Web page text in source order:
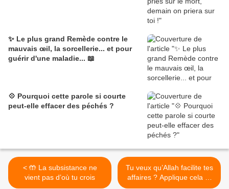
✨ Le plus grand Remède contre le
mauvais œil, la sorcellerie... et pour
guérir d'une maladie... 📖
💠 Pourquoi cette parole si courte
peut-elle effacer des péchés ?
< 🤲 La subsistance ne
vient pas d’où tu crois
Tu veux qu’Allah facilite tes
affaires ? Applique cela et
réjouis-toi..⁉️ >